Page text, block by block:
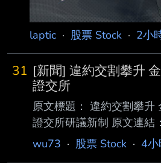
laptic · 股票 Stock · 2小
31 [新聞] 違約交割攀升
證交所
原文標題： 違約交割攀升
證交所研議新制 原文連結：
https://udn.com/
wu73 · 股票 Stock · 4